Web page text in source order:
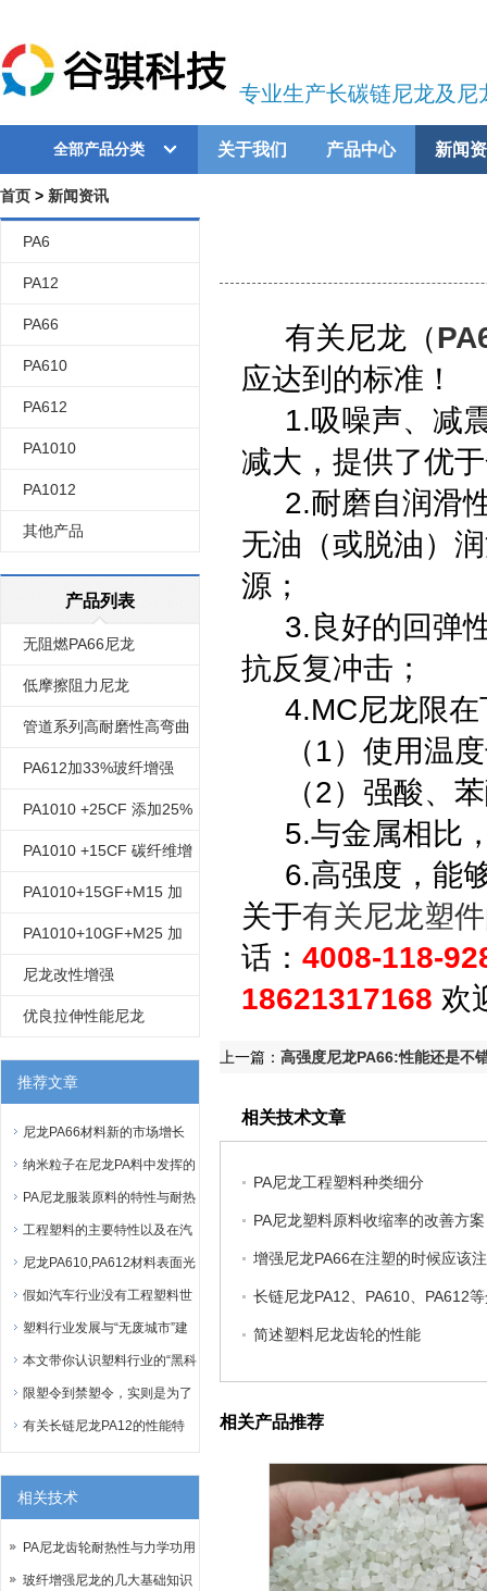
专业生产长碳链尼龙及尼
全部产品分类 关于我们 产品中心 新闻
首页 > 新闻资讯
PA6
PA12
PA66
PA610
PA612
PA1010
PA1012
其他产品
产品列表
无阻燃PA66尼龙
低摩擦阻力尼龙
PA66+35%玻纤改性
管道系列高耐磨性高弯曲
强度尼龙610
PA612加33%玻纤增强
PA612GF33
PA1010 +25CF 添加25%
碳纤维 增强改性 尼龙
1010
PA1010 +15CF 碳纤维增
强尼龙1010 改性
PA1010+15GF+M15 加
15%矿物质 加15%玻纤 增
强 尼龙1010 矿物质改性
PA1010+10GF+M25 加
25%矿物质 加10%玻纤 矿
物质增强尼龙1010改性
尼龙改性增强
PA1010+50%GF玻纤
优良拉伸性能尼龙
推荐文章
尼龙PA66材料新的市场增长
点
纳米粒子在尼龙PA料中发挥的
作用
PA尼龙服装原料的特性与耐热
性
工程塑料的主要特性以及在汽
车上应用
尼龙PA610,PA612材料表面光
泽不好该怎么办？
假如汽车行业没有工程塑料世
界将会怎样？
塑料行业发展与“无废城市”建
设冲突吗？
本文带你认识塑料行业的“黑科
技”
限塑令到禁塑令，实则是为了
加快改性塑料产业的发展
有关长链尼龙PA12的性能特
相关技术
PA尼龙齿轮耐热性与力学功用
玻纤增强尼龙的几大基础知识
有关尼龙（
应达到的标准！
1.吸噪声、减震
减大，提供了优
2.耐磨自润滑性
无油（或脱油）
源；
3.良好的回弹性
抗反复冲击；
4.MC尼龙限在
（1）使用温
（2）强酸、苯
5.与金属相比，
6.高强度，能
关于有关尼龙塑
话： 4008-118-
18621317168 欢
上一篇： 高强度尼龙PA66:性能还是不
相关技术文章
PA尼龙工程塑料种类细分
PA尼龙塑料原料收缩率的改善方案
增强尼龙PA66在注塑的时候应该
长链尼龙PA12、PA610、PA612
简述塑料尼龙齿轮的性能
相关产品推荐